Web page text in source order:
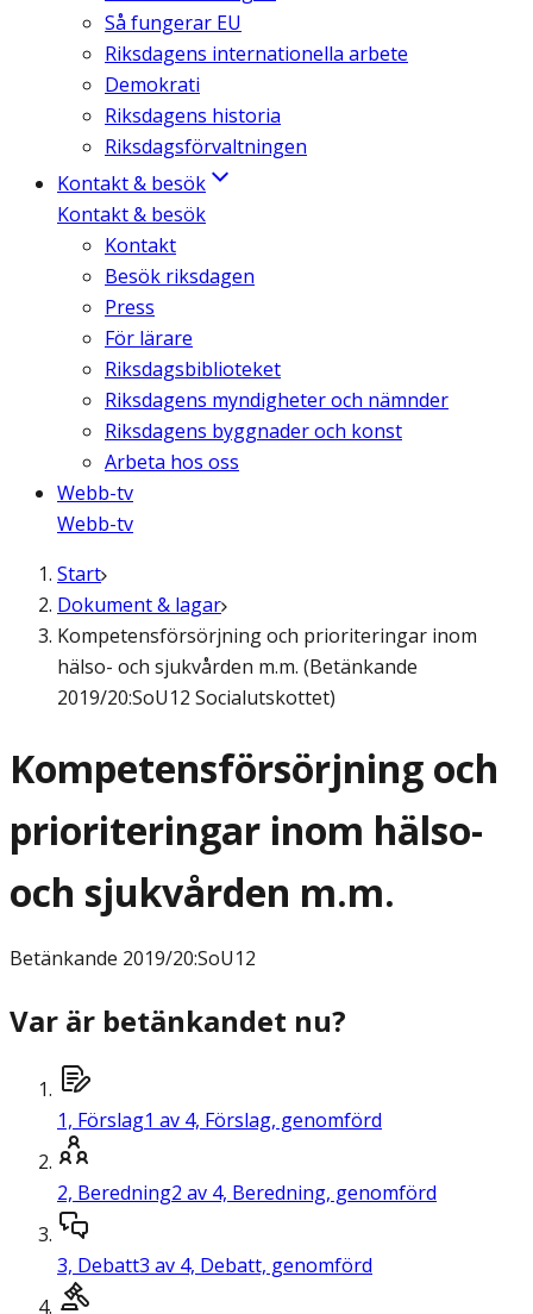
Så fungerar EU
Riksdagens internationella arbete
Demokrati
Riksdagens historia
Riksdagsförvaltningen
Kontakt & besök
Kontakt & besök
Kontakt
Besök riksdagen
Press
För lärare
Riksdagsbiblioteket
Riksdagens myndigheter och nämnder
Riksdagens byggnader och konst
Arbeta hos oss
Webb-tv
Webb-tv
Start
Dokument & lagar
Kompetensförsörjning och prioriteringar inom
hälso- och sjukvården m.m. (Betänkande
2019/20:SoU12 Socialutskottet)
Kompetensförsörjning och
prioriteringar inom hälso-
och sjukvården m.m.
Betänkande 2019/20:SoU12
Var är betänkandet nu?
1, Förslag1 av 4, Förslag, genomförd
2, Beredning2 av 4, Beredning, genomförd
3, Debatt3 av 4, Debatt, genomförd